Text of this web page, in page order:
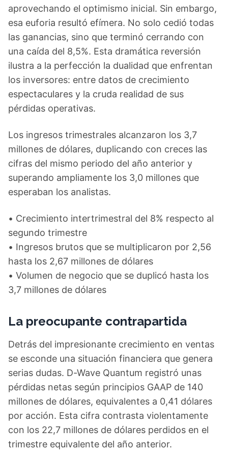
aprovechando el optimismo inicial. Sin embargo,
esa euforia resultó efímera. No solo cedió todas
las ganancias, sino que terminó cerrando con
una caída del 8,5%. Esta dramática reversión
ilustra a la perfección la dualidad que enfrentan
los inversores: entre datos de crecimiento
espectaculares y la cruda realidad de sus
pérdidas operativas.
Los ingresos trimestrales alcanzaron los 3,7
millones de dólares, duplicando con creces las
cifras del mismo periodo del año anterior y
superando ampliamente los 3,0 millones que
esperaban los analistas.
• Crecimiento intertrimestral del 8% respecto al
segundo trimestre
• Ingresos brutos que se multiplicaron por 2,56
hasta los 2,67 millones de dólares
• Volumen de negocio que se duplicó hasta los
3,7 millones de dólares
La preocupante contrapartida
Detrás del impresionante crecimiento en ventas
se esconde una situación financiera que genera
serias dudas. D-Wave Quantum registró unas
pérdidas netas según principios GAAP de 140
millones de dólares, equivalentes a 0,41 dólares
por acción. Esta cifra contrasta violentamente
con los 22,7 millones de dólares perdidos en el
trimestre equivalente del año anterior.